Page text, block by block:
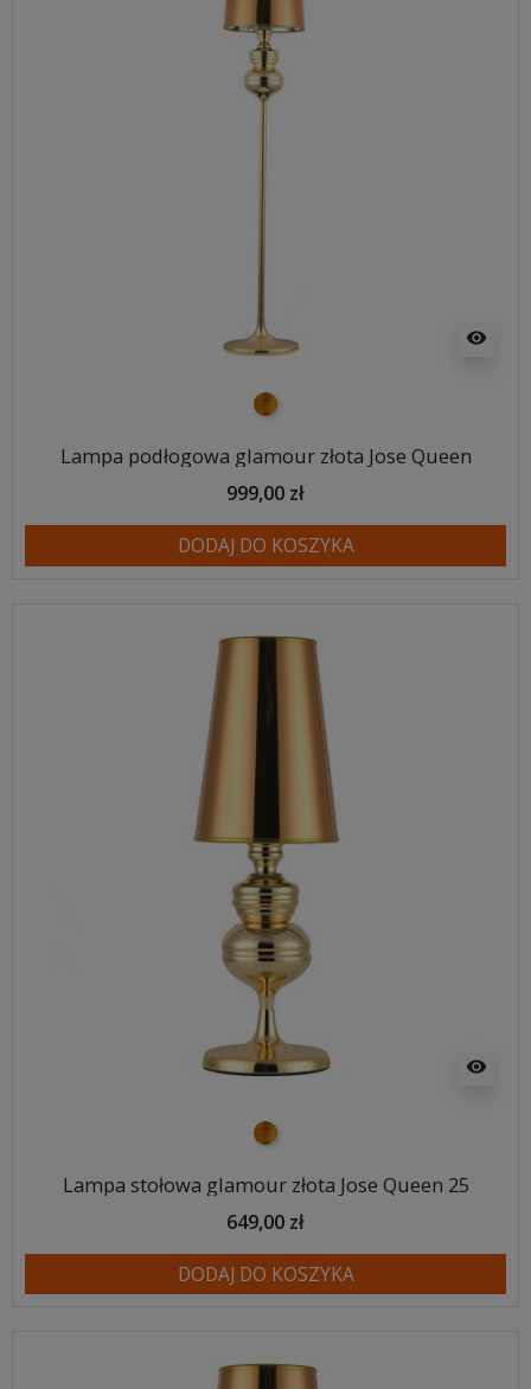
visibility
złoty
Lampa podłogowa glamour złota Jose Queen
999,00 zł
DODAJ DO KOSZYKA
visibility
złoty
Lampa stołowa glamour złota Jose Queen 25
649,00 zł
DODAJ DO KOSZYKA